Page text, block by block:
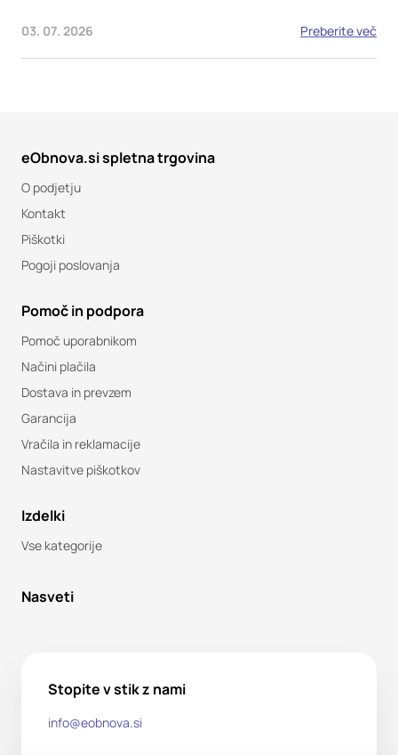
03. 07. 2026 Preberite več
eObnova.si spletna trgovina
O podjetju
Kontakt
Piškotki
Pogoji poslovanja
Pomoč in podpora
Pomoč uporabnikom
Načini plačila
Dostava in prevzem
Garancija
Vračila in reklamacije
Nastavitve piškotkov
Izdelki
Vse kategorije
Nasveti
Stopite v stik z nami
info@eobnova.si